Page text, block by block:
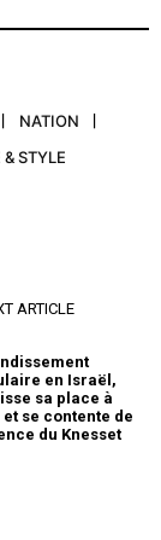
NATION
& STYLE
ARTICLE
en Israël,
sa place à
se contente de
du Knesset